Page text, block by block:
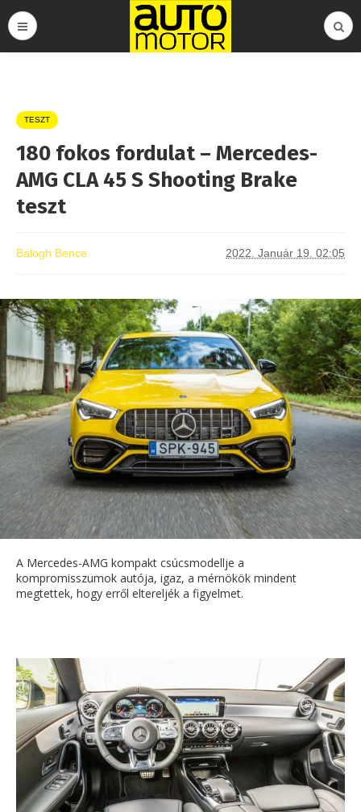
TESZT
180 fokos fordulat – Mercedes-
AMG CLA 45 S Shooting Brake
teszt
Balogh Bence 2022. Január 19. 02:05
A Mercedes-AMG kompakt csúcsmodellje a
kompromisszumok autója, igaz, a mérnökök mindent
megtettek, hogy erről eltereljék a figyelmet.